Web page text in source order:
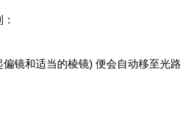
镜和适当的棱镜) 便会自动移至光路